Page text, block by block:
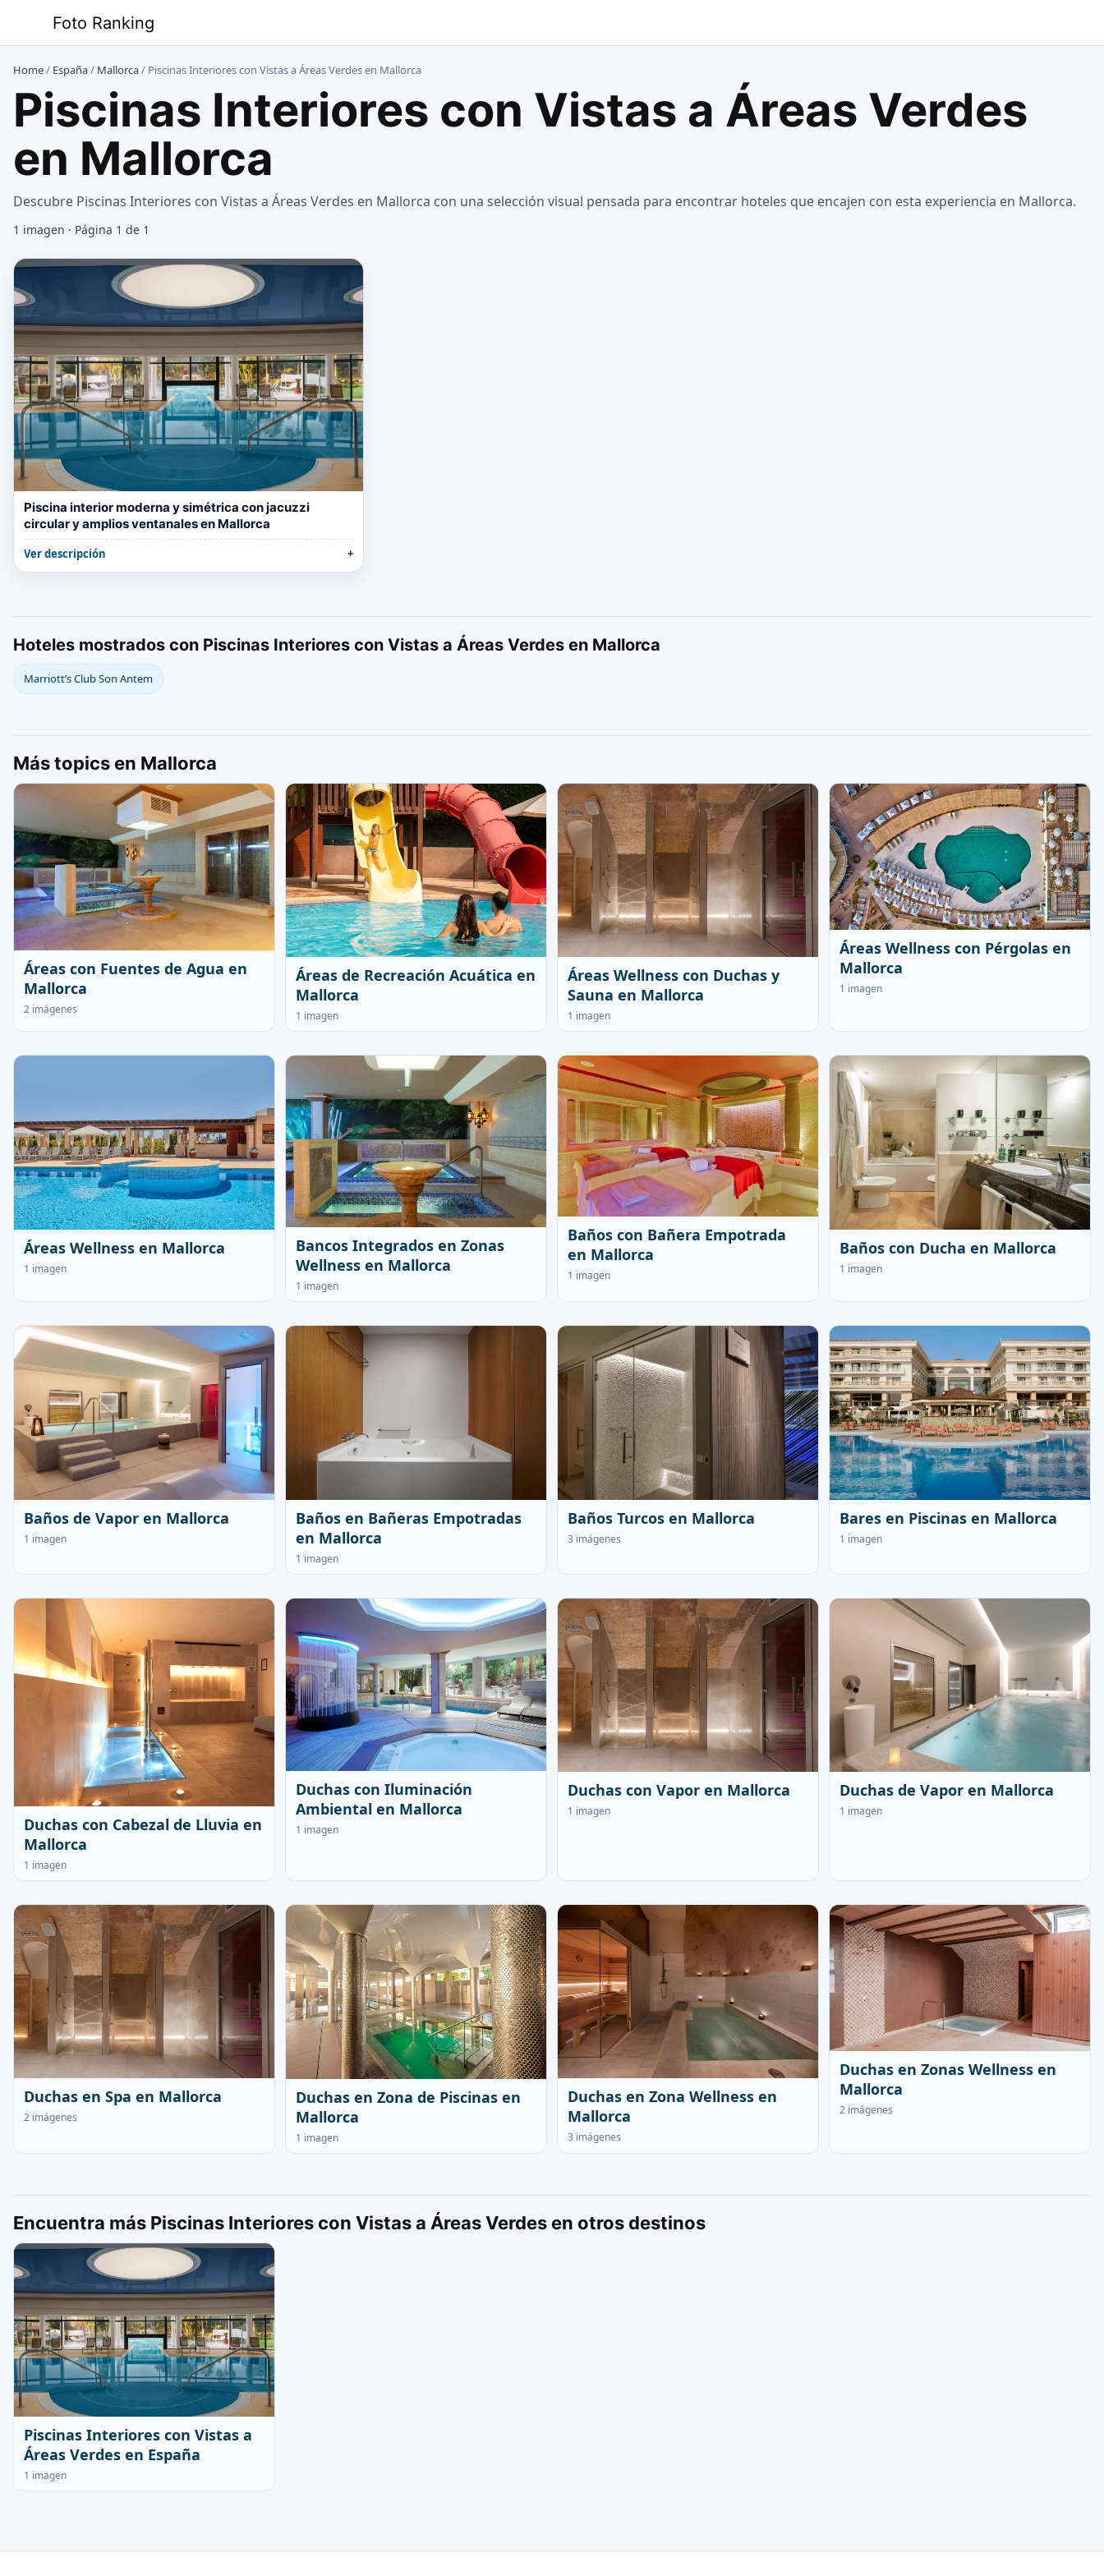
contenido
Foto Ranking
Home/ España/ Mallorca/ Piscinas Interiores con Vistas a Áreas Verdes en Mallorca
Piscinas Interiores con Vistas a Áreas Verdes
en Mallorca
Descubre Piscinas Interiores con Vistas a Áreas Verdes en Mallorca con una selección visual pensada para encontrar hoteles que encajen con esta experiencia en Mallorca.
1 imagen · Página 1 de 1
Piscina interior moderna y simétrica con jacuzzi
circular y amplios ventanales en Mallorca
Ver descripción
Hoteles mostrados con Piscinas Interiores con Vistas a Áreas Verdes en Mallorca
Marriott’s Club Son Antem
Más topics en Mallorca
Áreas con Fuentes de Agua en
Mallorca
2 imágenes
Áreas de Recreación Acuática en
Mallorca
1 imagen
Áreas Wellness con Duchas y
Sauna en Mallorca
1 imagen
Áreas Wellness con Pérgolas en
Mallorca
1 imagen
Áreas Wellness en Mallorca
1 imagen
Bancos Integrados en Zonas
Wellness en Mallorca
1 imagen
Baños con Bañera Empotrada
en Mallorca
1 imagen
Baños con Ducha en Mallorca
1 imagen
Baños de Vapor en Mallorca
1 imagen
Baños en Bañeras Empotradas
en Mallorca
1 imagen
Baños Turcos en Mallorca
3 imágenes
Bares en Piscinas en Mallorca
1 imagen
Duchas con Cabezal de Lluvia en
Mallorca
1 imagen
Duchas con Iluminación
Ambiental en Mallorca
1 imagen
Duchas con Vapor en Mallorca
1 imagen
Duchas de Vapor en Mallorca
1 imagen
Duchas en Spa en Mallorca
2 imágenes
Duchas en Zona de Piscinas en
Mallorca
1 imagen
Duchas en Zona Wellness en
Mallorca
3 imágenes
Duchas en Zonas Wellness en
Mallorca
2 imágenes
Encuentra más Piscinas Interiores con Vistas a Áreas Verdes en otros destinos
Piscinas Interiores con Vistas a
Áreas Verdes en España
1 imagen